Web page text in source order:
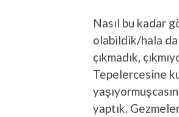
Nasıl bu kadar
olabildik/hala
çıkmadık,
Tepelercesine
yaptık.